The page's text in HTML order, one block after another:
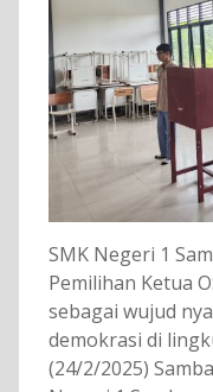
SMK Negeri 1
Pemilihan Ketua
sebagai wujud
demokrasi di
(24/2/2025)